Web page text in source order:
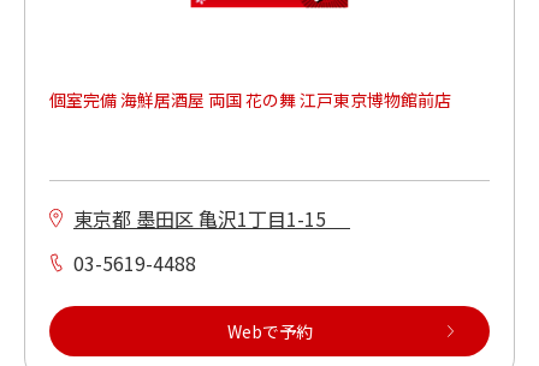
個室完備 海鮮居酒屋 両国 花の舞 江戸東京博物館前店
東京都 墨田区 亀沢1丁目1-15
03-5619-4488
Webで予約